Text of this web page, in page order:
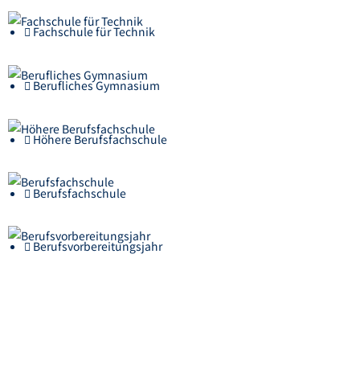
Fachschule für Technik
Berufliches Gymnasium
Höhere Berufsfachschule
Berufsfachschule
Berufsvorbereitungsjahr